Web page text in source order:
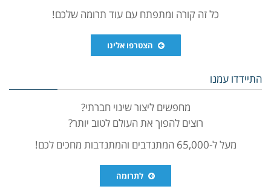
כל זה קורה ומתפתח עם עוד תרומה שלכם!
הצטרפו אלינו
התיידדו עמנו
מחפשים ליצור שינוי חברתי?
רוצים להפוך את העולם לטוב יותר?
מעל ל-65,000 המתנדבים והמתנדבות מחכים לכם!
לתרומה